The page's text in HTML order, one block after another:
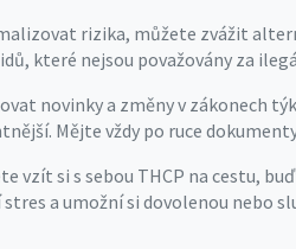
rizika, můžete zvážit
které nejsou považovány za
novinky a změny v zákonech
Mějte vždy po ruce
vzít si s sebou THCP na cestu,
a umožní si dovolenou nebo